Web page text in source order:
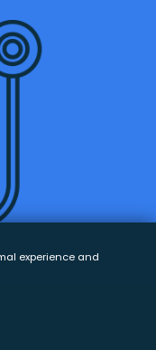
experience and